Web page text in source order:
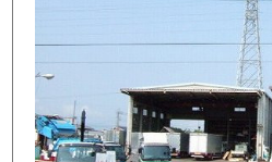
お問い合わせ
お気に入り
閲覧履歴